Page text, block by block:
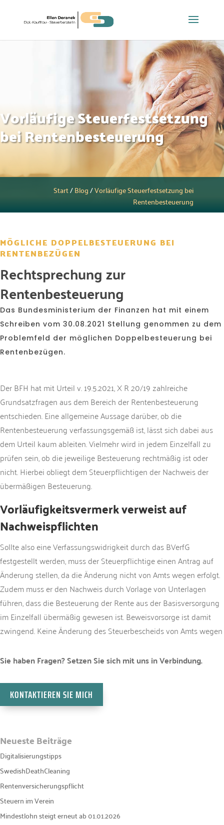
Vorläufige Steuerfestsetzung
bei Rentenbesteuerung
Start/Blog/Vorläufige Steuerfestsetzung bei
Rentenbesteuerung
MÖGLICHE DOPPELBESTEUERUNG BEI
RENTENBEZÜGEN
Rechtsprechung zur
Rentenbesteuerung
Das Bundesministerium der Finanzen hat mit einem
Schreiben vom 30.08.2021 Stellung genommen zu dem
Problemfeld der möglichen Doppelbesteuerung bei
Rentenbezügen.
Der BFH hat mit Urteil v. 19.5.2021, X R 20/19 zahlreiche
Grundsatzfragen aus dem Bereich der Rentenbesteuerung
entschieden. Eine allgemeine Aussage darüber, ob die
Rentenbesteuerung verfassungsgemäß ist, lässt sich dabei aus
dem Urteil kaum ableiten. Vielmehr wird in jedem Einzelfall zu
prüfen sein, ob die jeweilige Besteuerung rechtmäßig ist oder
nicht. Hierbei obliegt dem Steuerpflichtigen der Nachweis der
übermäßigen Besteuerung.
Vorläufigkeitsvermerk verweist auf
Nachweispflichten
Sollte also eine Verfassungswidrigkeit durch das BVerfG
festgestellt werden, muss der Steuerpflichtige einen Antrag auf
Änderung stellen, da die Änderung nicht von Amts wegen erfolgt.
Zudem muss er den Nachweis durch Vorlage von Unterlagen
führen, dass die Besteuerung der Rente aus der Basisversorgung
im Einzelfall übermäßig gewesen ist. Beweisvorsorge ist damit
zwingend. Keine Änderung des Steuerbescheids von Amts wegen
Sie haben Fragen? Setzen Sie sich mit uns in Verbindung.
KONTAKTIEREN SIE MICH
Neueste Beiträge
Digitalisierungstipps
SwedishDeathCleaning
Rentenversicherungspflicht
Steuern im Verein
Mindestlohn steigt erneut ab 01.01.2026